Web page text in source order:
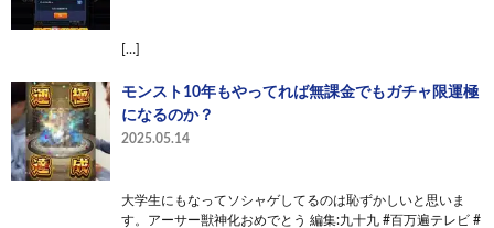
[…]
モンスト10年もやってれば無課金でもガチャ限運極
になるのか？
2025.05.14
大学生にもなってソシャゲしてるのは恥ずかしいと思いま
す。アーサー獣神化おめでとう 編集:九十九 #百万遍テレビ #